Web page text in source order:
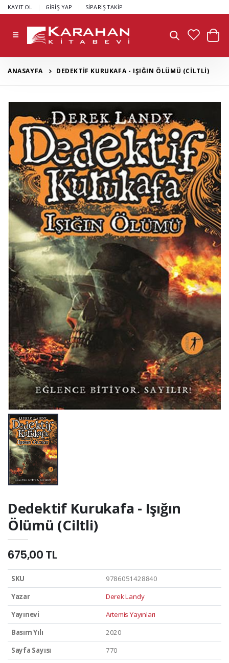
KAYIT OL GİRİŞ YAP SİPARİŞ TAKİP
ANASAYFA DEDEKTİF KURUKAFA - IŞIĞIN ÖLÜMÜ (CİLTLİ)
Dedektif Kurukafa - Işığın
Ölümü (Ciltli)
675,00 TL
SKU
9786051428840
Yazar
Derek Landy
Yayınevi
Artemis Yayınları
Basım Yılı
2020
Sayfa Sayısı
770